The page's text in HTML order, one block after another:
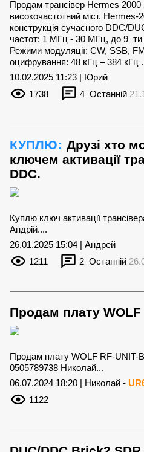
Продам трансівер Hermes 2000
високочастотний міст. Hermes-
конструкція сучасного DDC/
частот: 1 МГц - 30 МГц, до 9_ти
Режими модуляції: CW, SSB,
оцифрування: 48 кГц – 384 кГц
10.02.2025 11:23 | Юрий
1738
4 Останній
КУПЛЮ: Друзі хто
ключем активації
DDC.
Куплю ключ активації
Андрій....
26.01.2025 15:04 | Андрей
1211
2 Останній
Продам плату WOLF
Продам плату WOLF RF-UNIT-
0505789738 Николай...
06.07.2024 18:20 | Николай -
1122